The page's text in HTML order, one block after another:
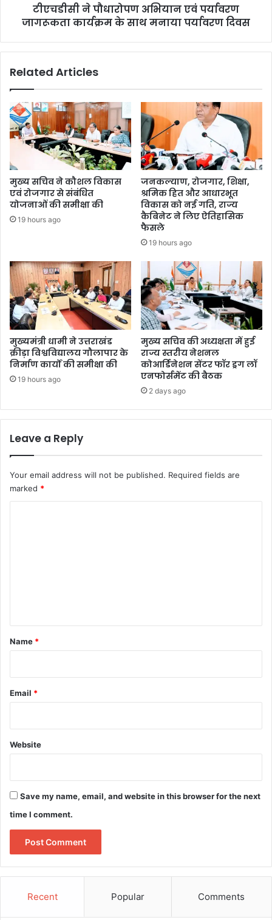
टीएचडीसी ने पौधारोपण अभियान एवं पर्यावरण
जागरूकता कार्यक्रम के साथ मनाया पर्यावरण दिवस
Related Articles
मुख्य सचिव ने कौशल विकास
एवं रोजगार से संबंधित
योजनाओं की समीक्षा की
19 hours ago
जनकल्याण, रोजगार, शिक्षा,
श्रमिक हित और आधारभूत
विकास को नई गति, राज्य
कैबिनेट ने लिए ऐतिहासिक
फैसले
19 hours ago
मुख्यमंत्री धामी ने उत्तराखंड
क्रीड़ा विश्वविद्यालय गौलापार के
निर्माण कार्यों की समीक्षा की
19 hours ago
मुख्य सचिव की अध्यक्षता में हुई
राज्य स्तरीय नेशनल
कोआर्डिनेशन सेंटर फॉर ड्रग लॉ
एनफोर्समेंट की बैठक
2 days ago
Leave a Reply
Your email address will not be published. Required fields are
marked *
*
Name *
Email *
Website
Save my name, email, and website in this browser for the next
time I comment.
Recent Popular Comments